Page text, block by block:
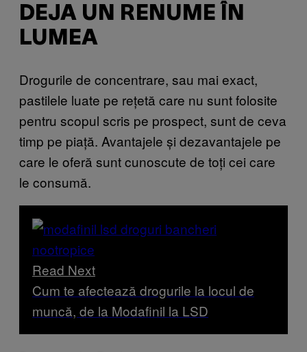
DEJA UN RENUME ÎN
LUMEA
Drogurile de concentrare, sau mai exact,
pastilele luate pe rețetă care nu sunt folosite
pentru scopul scris pe prospect, sunt de ceva
timp pe piață. Avantajele și dezavantajele pe
care le oferă sunt cunoscute de toți cei care
le consumă.
Read Next
Cum te afectează drogurile la locul de
muncă, de la Modafinil la LSD